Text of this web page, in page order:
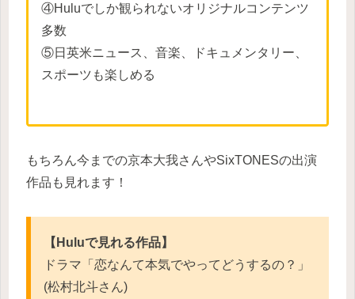
④Huluでしか観られないオリジナルコンテンツ
多数
⑤日英米ニュース、音楽、ドキュメンタリー、
スポーツも楽しめる
もちろん今までの京本大我さんやSixTONESの出演
作品も見れます！
【Huluで見れる作品】
ドラマ「恋なんて本気でやってどうするの？」
(松村北斗さん)